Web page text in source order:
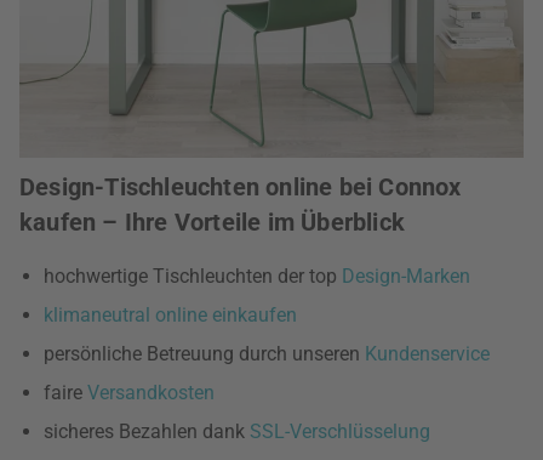
Design-Tischleuchten online bei Connox
kaufen – Ihre Vorteile im Überblick
hochwertige Tischleuchten der top Design-Marken
klimaneutral online einkaufen
persönliche Betreuung durch unseren Kundenservice
faire Versandkosten
sicheres Bezahlen dank SSL-Verschlüsselung